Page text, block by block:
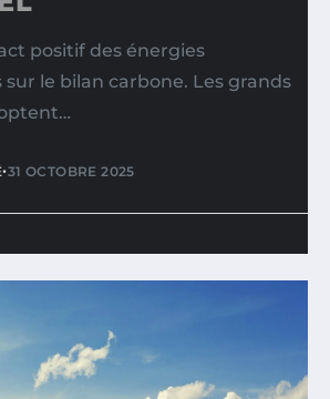
positif des énergies
le bilan carbone. Les grands
•31 OCTOBRE 2025